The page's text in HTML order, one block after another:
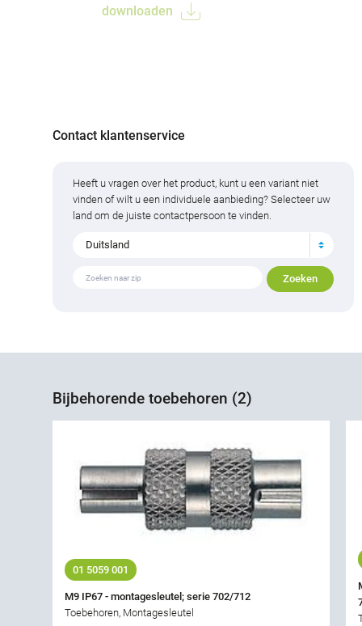
downloaden
Contact klantenservice
Heeft u vragen over het product, kunt u een variant niet
vinden of wilt u een individuele aanbieding? Selecteer uw
land om de juiste contactpersoon te vinden.
Duitsland
Bijbehorende toebehoren (2)
01 5059 001
M9 IP67 - montagesleutel; serie 702/712
Toebehoren, Montagesleutel